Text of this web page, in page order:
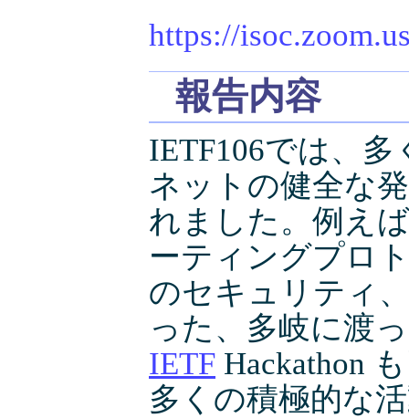
https://
報告内容
IETF106では、
ネットの健全な
れました。例え
ーティングプロ
のセキュリティ
った、多岐に渡
IETF Hackathon
多くの積極的な